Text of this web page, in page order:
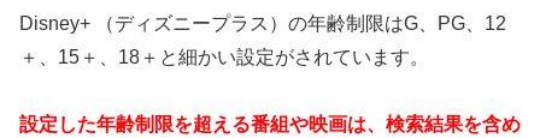
Disney+ （ディズニープラス）の年齢制限はG、PG、12
＋、15＋、18＋と細かい設定がされています。
設定した年齢制限を超える番組や映画は、検索結果を含め